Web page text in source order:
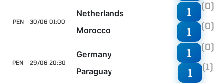
30/06 01:00
PEN
Netherlands
Morocco
1 (0)
1 (0)
29/06 20:30
PEN
Germany
Paraguay
1 (0)
1 (1)